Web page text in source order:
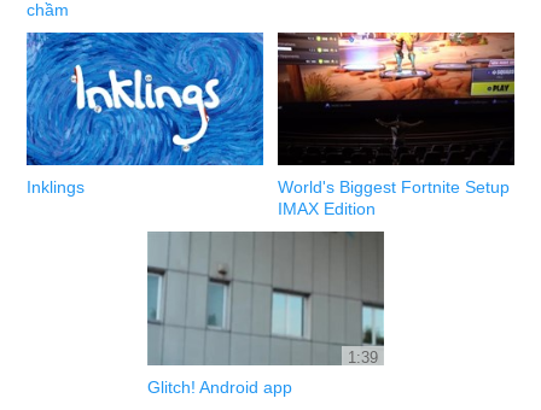
chầm
Inklings
World's Biggest Fortnite Setup
IMAX Edition
1:39
Glitch! Android app